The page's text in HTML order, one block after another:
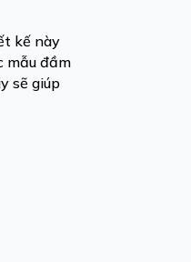
kế này
mẫu đầm
sẽ giúp